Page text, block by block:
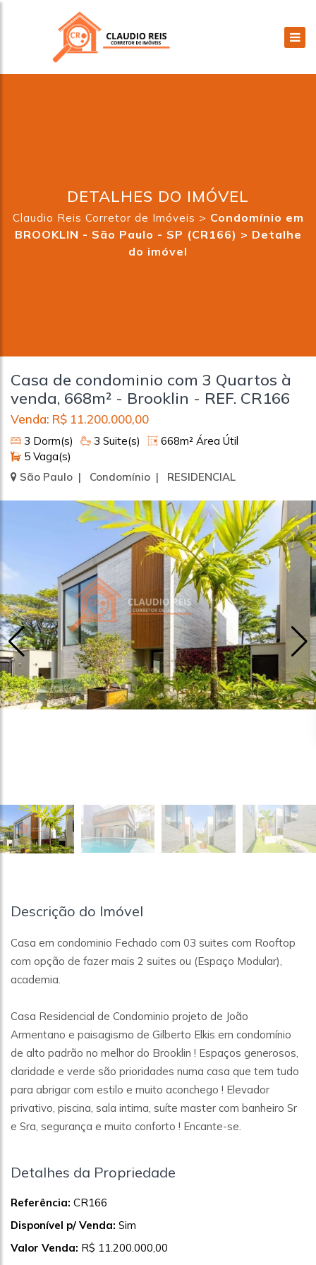
DETALHES DO IMÓVEL
Claudio Reis Corretor de Imóveis > Condomínio em
BROOKLIN - São Paulo - SP (CR166) > Detalhe
do imóvel
Casa de condominio com 3 Quartos à
venda, 668m² - Brooklin - REF. CR166
Venda: R$ 11.200.000,00
3 Dorm(s) 3 Suite(s)
668m² Área Útil
5 Vaga(s)
São Paulo | Condomínio | RESIDENCIAL
Descrição do Imóvel
Casa em condominio Fechado com 03 suites com Rooftop
com opção de fazer mais 2 suites ou (Espaço Modular),
academia.
Casa Residencial de Condominio projeto de João
Armentano e paisagismo de Gilberto Elkis em condomínio
de alto padrão no melhor do Brooklin ! Espaços generosos,
claridade e verde são prioridades numa casa que tem tudo
para abrigar com estilo e muito aconchego ! Elevador
privativo, piscina, sala intima, suíte master com banheiro Sr
e Sra, segurança e muito conforto ! Encante-se.
Detalhes da Propriedade
Referência: CR166
Disponível p/ Venda: Sim
Valor Venda: R$ 11.200.000,00